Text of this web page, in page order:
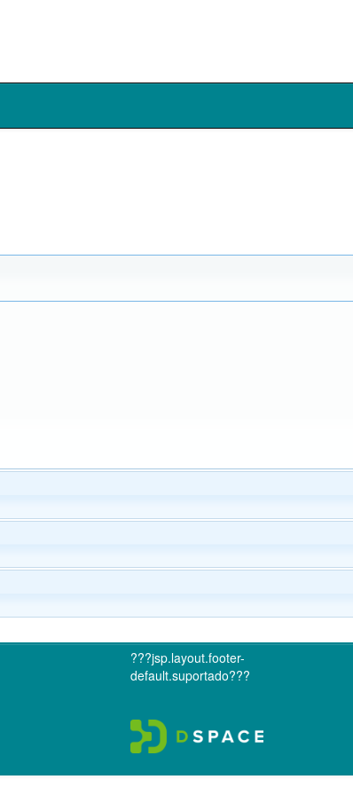
???jsp.layout.footer-
default.suportado???